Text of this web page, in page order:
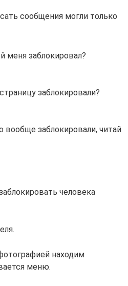
сообщения могли только
меня заблокировал?
заблокировали?
заблокировали, читай
человека
находим
меню.